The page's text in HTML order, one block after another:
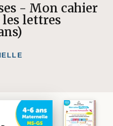
- Mon cahier
les lettres